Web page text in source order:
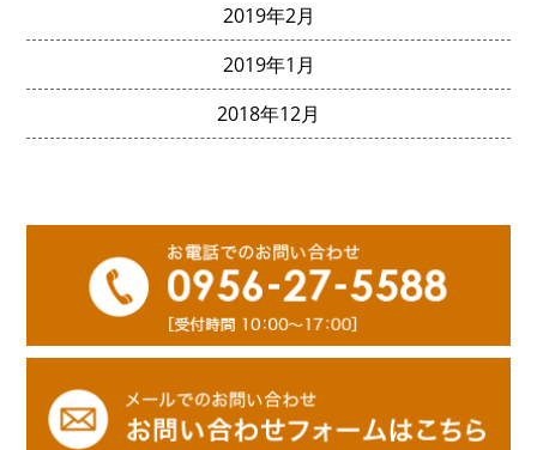
2019年2月
2019年1月
2018年12月